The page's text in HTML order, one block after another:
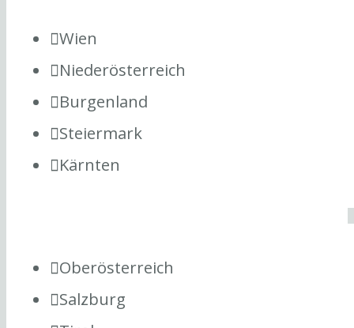
Wien
Niederösterreich
Burgenland
Steiermark
Kärnten
Oberösterreich
Salzburg